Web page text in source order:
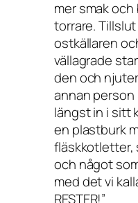
mer smak
torrare.
ostkällaren
vällagrade
den och
annan
längst in i sitt
en plastburk
fläskkotletter,
och något
med det vi
RESTER!”